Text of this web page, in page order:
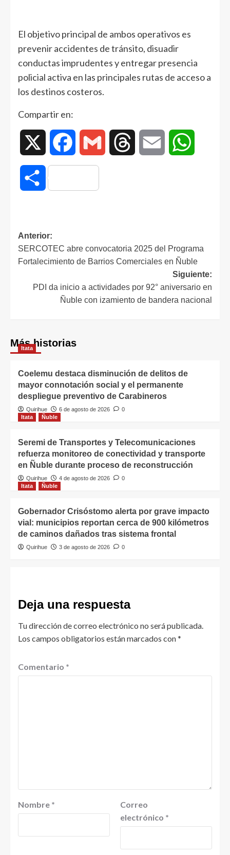
El objetivo principal de ambos operativos es
prevenir accidentes de tránsito, disuadir
conductas imprudentes y entregar presencia
policial activa en las principales rutas de acceso a
los destinos costeros.
Compartir en:
Facebook Gmail Threads Email
Compartir
Anterior:
SERCOTEC abre convocatoria 2025 del Programa
Fortalecimiento de Barrios Comerciales en Ñuble
Siguiente:
PDI da inicio a actividades por 92° aniversario en
Ñuble con izamiento de bandera nacional
Más historias
Itata
Coelemu destaca disminución de delitos de
mayor connotación social y el permanente
despliegue preventivo de Carabineros
Quirihue 6 de agosto de 2026
0
Itata
Ñuble
Seremi de Transportes y Telecomunicaciones
refuerza monitoreo de conectividad y transporte
en Ñuble durante proceso de reconstrucción
Quirihue 4 de agosto de 2026
0
Itata
Ñuble
Gobernador Crisóstomo alerta por grave impacto
vial: municipios reportan cerca de 900 kilómetros
de caminos dañados tras sistema frontal
Quirihue 3 de agosto de 2026 0
Deja una respuesta
Tu dirección de correo electrónico no será publicada.
Los campos obligatorios están marcados con*
Comentario *
Nombre *
Correo
electrónico *